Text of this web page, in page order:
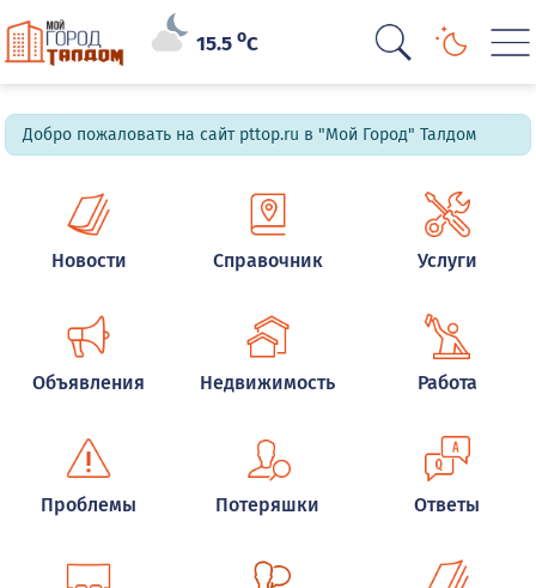
15.5oC
Добро пожаловать на сайт pttop.ru в "Мой Город" Талдом
Новости Справочник Услуги
Объявления Недвижимость Работа
Проблемы Потеряшки Ответы